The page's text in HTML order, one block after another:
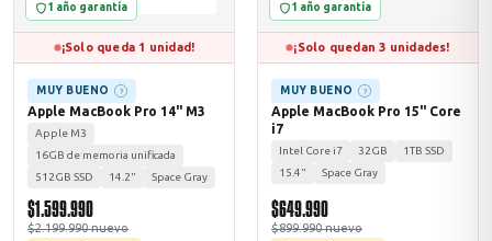
1 año garantía
¡Solo queda 1 unidad!
MUY BUENO ?
Apple MacBook Pro 14" M3
Apple M3
16GB de memoria unificada
512GB SSD
14.2" Space Gray
$1.599.990
$2.199.990 nuevo
1 año garantía
¡Solo quedan 3 unidades!
MUY BUENO ?
Apple MacBook Pro 15" Core
i7
Intel Core i7 32GB
1TB SSD
15.4"
Space Gray
$649.990
$899.990 nuevo